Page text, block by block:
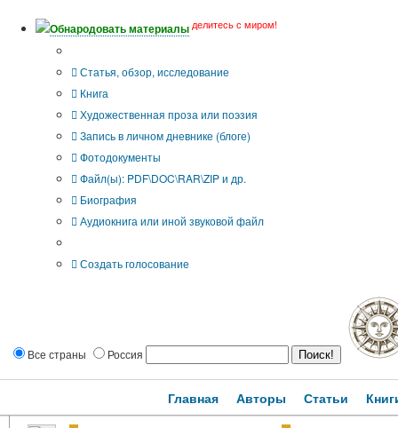
Обнародовать материалы делитесь с миром!
Статья, обзор, исследование
Книга
Художественная проза или поэзия
Запись в личном дневнике (блоге)
Фотодокументы
Файл(ы): PDF\DOC\RAR\ZIP и др.
Биография
Аудиокнига или иной звуковой файл
Создать голосование
Все страны Россия
Главная Авторы Статьи